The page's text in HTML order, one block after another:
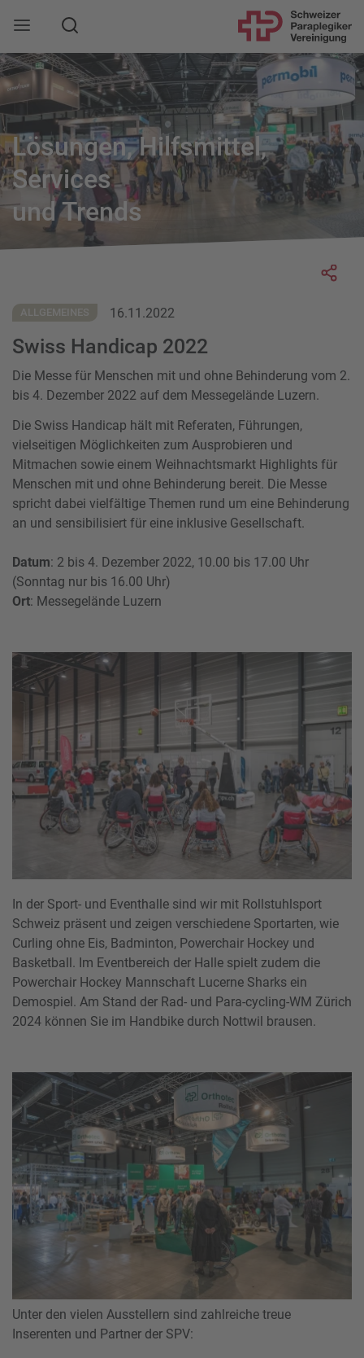
Mobile Navigation öffnen
Suche
Lösungen, Hilfsmittel,
Services
und Trends
ALLGEMEINES 16.11.2022
Swiss Handicap 2022
Die Messe für Menschen mit und ohne Behinderung vom 2.
bis 4. Dezember 2022 auf dem Messegelände Luzern.
Die Swiss Handicap hält mit Referaten, Führungen,
vielseitigen Möglichkeiten zum Ausprobieren und
Mitmachen sowie einem Weihnachtsmarkt Highlights für
Menschen mit und ohne Behinderung bereit. Die Messe
spricht dabei vielfältige Themen rund um eine Behinderung
an und sensibilisiert für eine inklusive Gesellschaft.
Datum: 2 bis 4. Dezember 2022, 10.00 bis 17.00 Uhr
(Sonntag nur bis 16.00 Uhr)
Ort: Messegelände Luzern
In der Sport- und Eventhalle sind wir mit Rollstuhlsport
Schweiz präsent und zeigen verschiedene Sportarten, wie
Curling ohne Eis, Badminton, Powerchair Hockey und
Basketball. Im Eventbereich der Halle spielt zudem die
Powerchair Hockey Mannschaft Lucerne Sharks ein
Demospiel. Am Stand der Rad- und Para-cycling-WM Zürich
2024 können Sie im Handbike durch Nottwil brausen.
Unter den vielen Ausstellern sind zahlreiche treue
Inserenten und Partner der SPV: